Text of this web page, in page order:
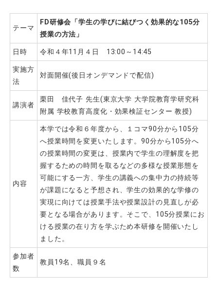
テーマ
FD研修会 「学生の学びに結びつく効果的な105分
授業の方法」
日時 令和４年11月４日 13:00～14:45
実施方
法
対面開催(後日オンデマンドで配信)
講演者
栗田 佳代子 先生(東京大学 大学院教育学研究科
附属 学校教育高度化・効果検証センター 教授)
内容
本学では令和６年度から、１コマ90分から105分
へ授業時間を変更いたします。90分から105分へ
の授業時間の変更は、授業内で学生の理解度を把
握するための時間を取るなどの多様な授業形態を
可能にする一方、学生の講義への集中力の持続等
が課題になると予想され、学生の効果的な学修の
実現に向けては授業手法や授業設計の見直しが必
要となる場合があります。そこで、105分授業にお
ける授業の在り方を学ぶため本研修を開催いたし
ました。
参加者
数
教員19名、職員９名